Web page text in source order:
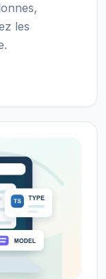
les